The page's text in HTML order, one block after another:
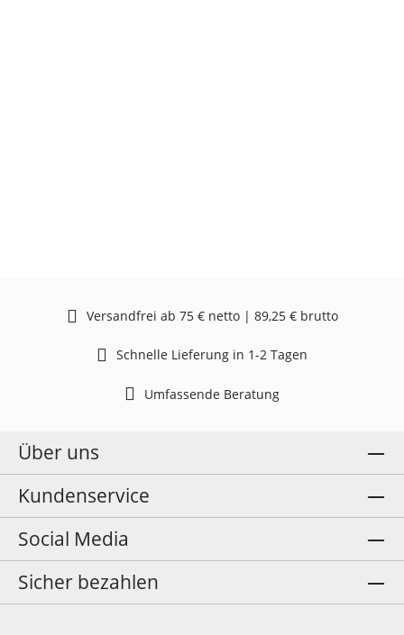
Versandfrei ab 75 € netto | 89,25 € brutto
Schnelle Lieferung in 1-2 Tagen
Umfassende Beratung
Über uns
Kundenservice
Social Media
Sicher bezahlen